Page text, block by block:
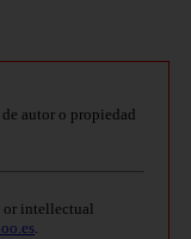
autor o propiedad
intellectual
.